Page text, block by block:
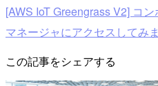
[AWS IoT Greengrass V2] コ
マネージャにアクセスしてみ
この記事をシェアする